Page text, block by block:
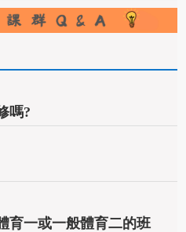
嗎?
育一或一般體育二的班